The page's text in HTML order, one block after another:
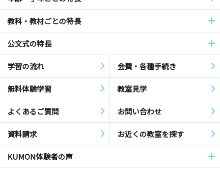
教科・教材ごとの特長
公文式の特長
学習の流れ 会費・各種手続き
無料体験学習 教室見学
よくあるご質問 お問い合わせ
資料請求 お近くの教室を探す
KUMON体験者の声